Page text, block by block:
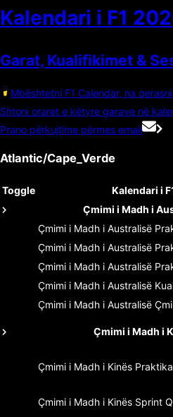
Kalendari i F1
Garat, Kualifikimet &
Mbështetni F1 Calendar, na
Shtoni oraret e këtyre garave në
Prano përkujtime përmes email
Atlantic/Cape_Verde
Toggle Kalendari i
Çmimi i Madh i
Çmimi i Madh i Australisë
Çmimi i Madh i Australisë
Çmimi i Madh i Australisë
Çmimi i Madh i Australisë
Çmimi i Madh i Australisë
Çmimi i Madh i
Çmimi i Madh i Kinës
Çmimi i Madh i Kinës Sprint